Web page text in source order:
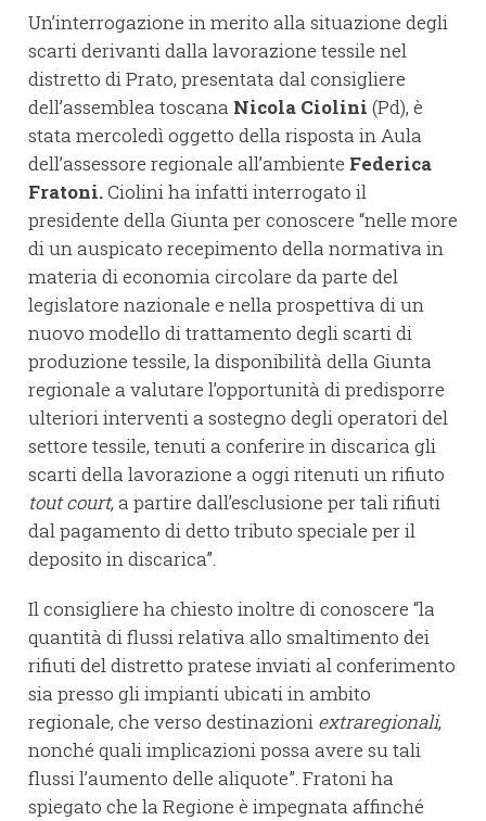
Un’interrogazione in merito alla situazione degli
scarti derivanti dalla lavorazione tessile nel
distretto di Prato, presentata dal consigliere
dell’assemblea toscana Nicola Ciolini (Pd), è
stata mercoledì oggetto della risposta in Aula
dell’assessore regionale all’ambiente Federica
Fratoni.Ciolini ha infatti interrogato il
presidente della Giunta per conoscere “nelle more
di un auspicato recepimento della normativa in
materia di economia circolare da parte del
legislatore nazionale e nella prospettiva di un
nuovo modello di trattamento degli scarti di
produzione tessile, la disponibilità della Giunta
regionale a valutare l’opportunità di predisporre
ulteriori interventi a sostegno degli operatori del
settore tessile, tenuti a conferire in discarica gli
scarti della lavorazione a oggi ritenuti un rifiuto
tout court, a partire dall’esclusione per tali rifiuti
dal pagamento di detto tributo speciale per il
deposito in discarica”.
Il consigliere ha chiesto inoltre di conoscere “la
quantità di flussi relativa allo smaltimento dei
rifiuti del distretto pratese inviati al conferimento
sia presso gli impianti ubicati in ambito
regionale, che verso destinazioni extraregionali,
nonché quali implicazioni possa avere su tali
flussi l’aumento delle aliquote”. Fratoni ha
spiegato che la Regione è impegnata affinché